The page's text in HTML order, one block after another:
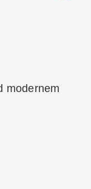
modernem